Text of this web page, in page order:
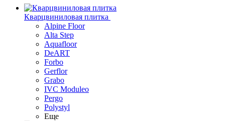
Кварцвиниловая плитка
Alpine Floor
Alta Step
Aquafloor
DeART
Forbo
Gerflor
Grabo
IVC Moduleo
Pergo
Polystyl
Еще